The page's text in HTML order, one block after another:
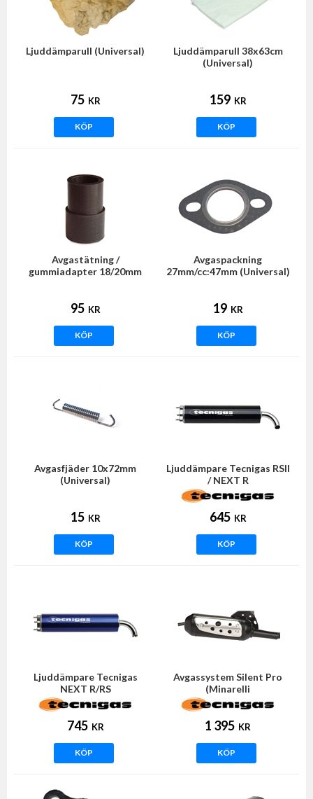
Ljuddämparull (Universal)
75 KR
KÖP
Ljuddämparull 38x63cm
(Universal)
159 KR
KÖP
Avgastätning /
gummiadapter 18/20mm
95 KR
KÖP
Avgaspackning
27mm/cc:47mm (Universal)
19 KR
KÖP
Avgasfjäder 10x72mm
(Universal)
15 KR
KÖP
Ljuddämpare Tecnigas RSII
/ NEXT R
645 KR
KÖP
Ljuddämpare Tecnigas
NEXT R/RS
745 KR
KÖP
Avgassystem Silent Pro
(Minarelli
liggande/horisontell)
1 395 KR
KÖP